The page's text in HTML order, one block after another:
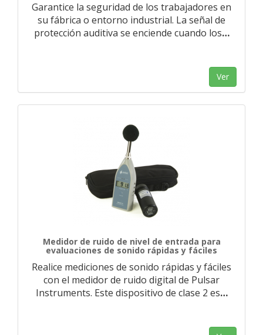
Garantice la seguridad de los trabajadores en
su fábrica o entorno industrial. La señal de
protección auditiva se enciende cuando los…
Ver
Medidor de ruido de nivel de entrada para
evaluaciones de sonido rápidas y fáciles
Realice mediciones de sonido rápidas y fáciles
con el medidor de ruido digital de Pulsar
Instruments. Este dispositivo de clase 2 es…